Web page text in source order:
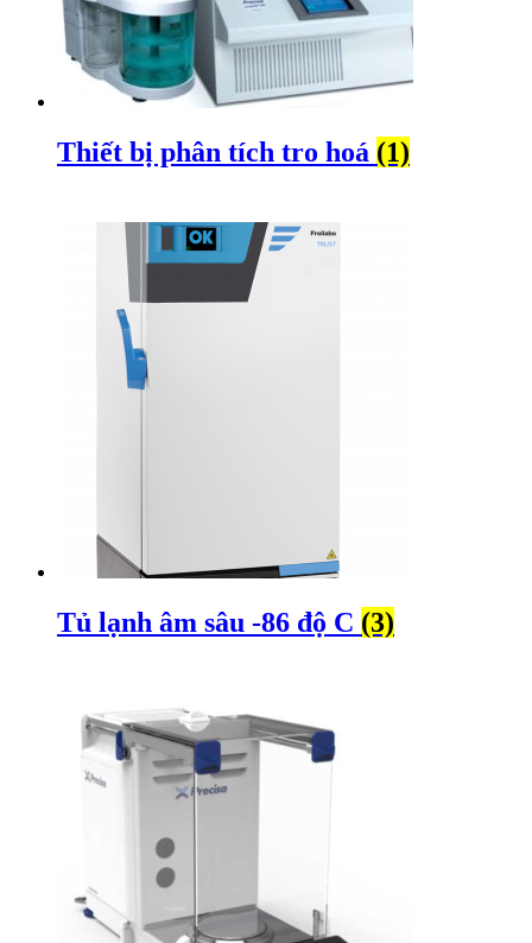
Thiết bị phân tích tro hoá (1)
Tủ lạnh âm sâu -86 độ C (3)